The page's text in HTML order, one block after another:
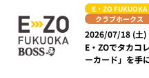
E・ZO FUKUOKA
クラブホークス
2026/07/18 (土)
E・ZOでタカコ
ーカード」を手